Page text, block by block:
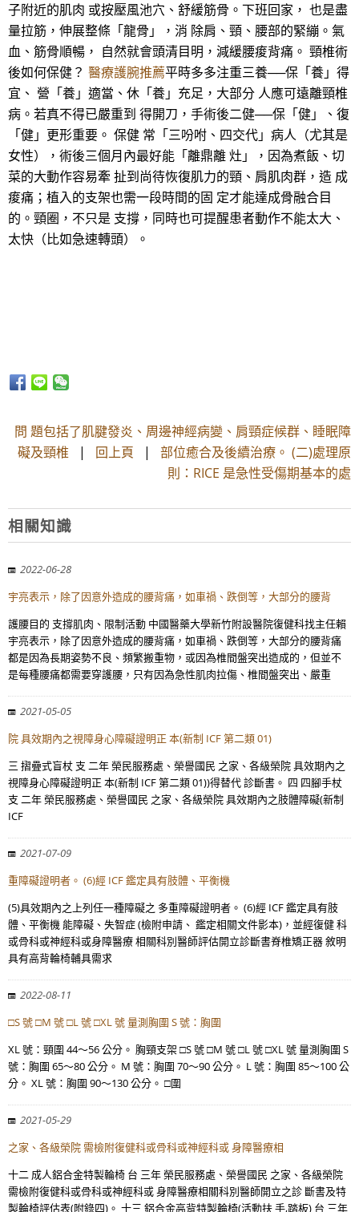
子附近的肌肉 或按壓風池穴、舒緩筋骨。下班回家， 也是盡
量拉筋，伸展整條「龍骨」，消 除肩、頸、腰部的緊繃。氣
血、筋骨順暢， 自然就會頭清目明，減緩腰痠背痛。 頸椎術
後如何保健？ 醫療護腕推薦平時多多注重三養──保「養」得
宜、 營「養」適當、休「養」充足，大部分 人應可遠離頸椎
病。若真不得已嚴重到 得開刀，手術後二健──保「健」、復
「健」更形重要。 保健 常「三吩咐、四交代」病人（尤其是
女性），術後三個月內最好能「離鼎離 灶」，因為煮飯、切
菜的大動作容易牽 扯到尚待恢復肌力的頸、肩肌肉群，造 成
痠痛；植入的支架也需一段時間的固 定才能達成骨融合目
的。頸圈，不只是 支撐，同時也可提醒患者動作不能太大、
太快（比如急速轉頭）。
問 題包括了肌腱發炎、周邊神經病變、肩頸症候群、睡眠障
礙及頸椎 | 回上頁 | 部位癒合及後續治療。 (二)處理原
則：RICE 是急性受傷期基本的處
相關知識
2022-06-28
宇亮表示，除了因意外造成的腰背痛，如車禍、跌倒等，大部分的腰背
護腰目的 支撐肌肉、限制活動 中國醫藥大學新竹附設醫院復健科找主任賴
宇亮表示，除了因意外造成的腰背痛，如車禍、跌倒等，大部分的腰背痛
都是因為長期姿勢不良、頻繁搬重物，或因為椎間盤突出造成的，但並不
是每種腰痛都需要穿護腰，只有因為急性肌肉拉傷、椎間盤突出、嚴重
2021-05-05
院 具效期內之視障身心障礙證明正 本(新制 ICF 第二類 01)
三 摺疊式盲杖 支 二年 榮民服務處、榮譽國民 之家、各級榮院 具效期內之
視障身心障礙證明正 本(新制 ICF 第二類 01))得替代 診斷書。 四 四腳手杖
支 二年 榮民服務處、榮譽國民 之家、各級榮院 具效期內之肢體障礙(新制
ICF
2021-07-09
重障礙證明者。 (6)經 ICF 鑑定具有肢體、平衡機
(5)具效期內之上列任一種障礙之 多重障礙證明者。 (6)經 ICF 鑑定具有肢
體、平衡機 能障礙、失智症 (檢附申請、 鑑定相關文件影本)，並經復健 科
或骨科或神經科或身障醫療 相關科別醫師評估開立診斷書脊椎矯正器 敘明
具有高背輪椅輔具需求
2022-08-11
□S 號 □M 號 □L 號 □XL 號 量測胸圍 S 號：胸圍
XL 號：頸圍 44～56 公分。 胸頸支架 □S 號 □M 號 □L 號 □XL 號 量測胸圍 S
號：胸圍 65～80 公分。 M 號：胸圍 70～90 公分。 L 號：胸圍 85～100 公
分。 XL 號：胸圍 90～130 公分。 □圍
2021-05-29
之家、各級榮院 需檢附復健科或骨科或神經科或 身障醫療相
十二 成人鋁合金特製輪椅 台 三年 榮民服務處、榮譽國民 之家、各級榮院
需檢附復健科或骨科或神經科或 身障醫療相關科別醫師開立之診 斷書及特
製輪椅評估表(附錄四)。 十三 鋁合金高背特製輪椅(活動扶 手,踏板) 台 三年